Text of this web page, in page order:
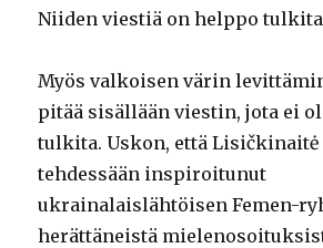
Niiden viestiä on helppo
Myös valkoisen värin
pitää sisällään viestin, jota ei
tulkita. Uskon, että Lisičkinaitė
tehdessään inspiroitunut
ukrainalaislähtöisen Femen-
herättäneistä